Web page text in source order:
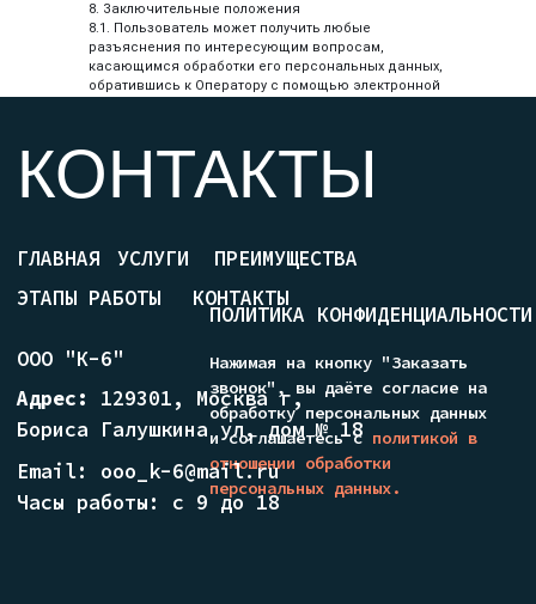
8. Заключительные положения
8.1. Пользователь может получить любые
разъяснения по интересующим вопросам,
касающимся обработки его персональных данных,
обратившись к Оператору с помощью электронной
данных Оператором. Политика действует
бессрочно до замены ее новой версией.
8.3. Актуальная версия Политики в свободном